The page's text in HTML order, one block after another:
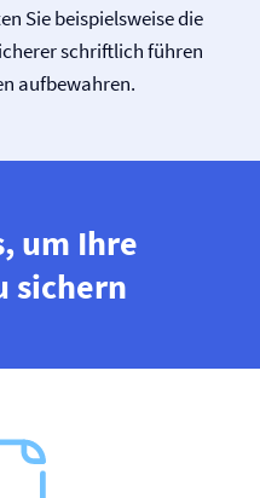
Sie beispielsweise die
schriftlich führen
aufbewahren.
um Ihre
sichern